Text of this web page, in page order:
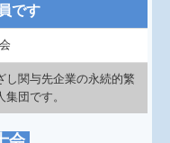
です
し関与先企業の永続的繁
団です。